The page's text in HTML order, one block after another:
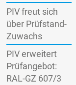
PIV freut sich
über Prüfstand-
Zuwachs
PIV erweitert
Prüfangebot:
RAL-GZ 607/3